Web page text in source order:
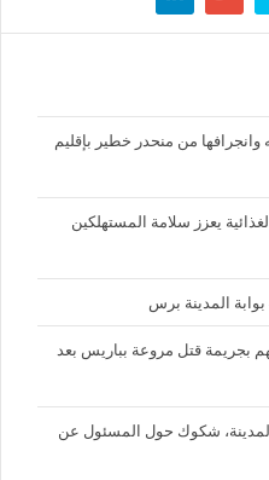
وانجرافها من منحدر خطير بإقليم
يعزز سلامة المستهلكين
بوابة المدينة برس
قتل مروعة بباريس بعد
شكوك حول المسئول عن